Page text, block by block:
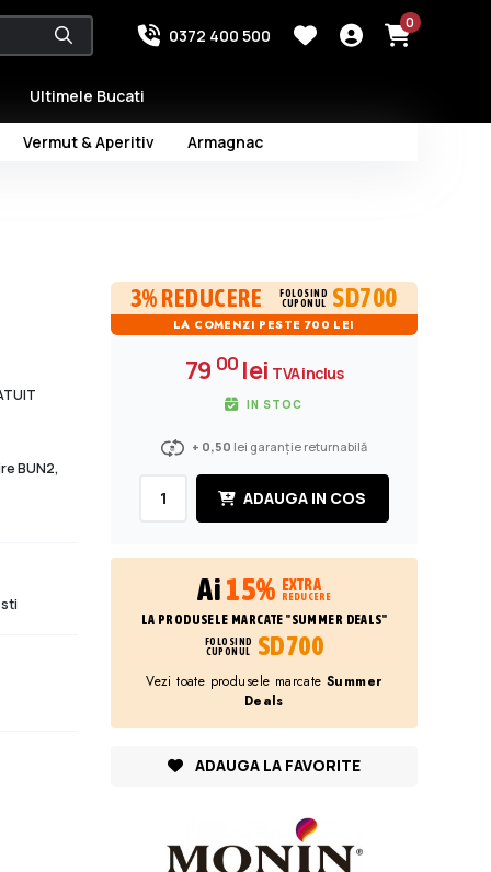
0372 400 500
0
Vermut & Aperitiv Armagnac
Ultimele Bucati
BUN2,
3% REDUCERE
FOLOSIND
CUPONUL
SD700
LA COMENZI PESTE 700 LEI
79 00 lei TVA inclus
IN STOC
+ 0,50 lei garanție returnabilă
ADAUGA IN COS
Ai15% EXTRA
REDUCERE
LA PRODUSELE MARCATE "SUMMER DEALS"
FOLOSIND
CUPONUL
SD700
Vezi toate produsele marcateSummer
Deals
ADAUGA LA FAVORITE